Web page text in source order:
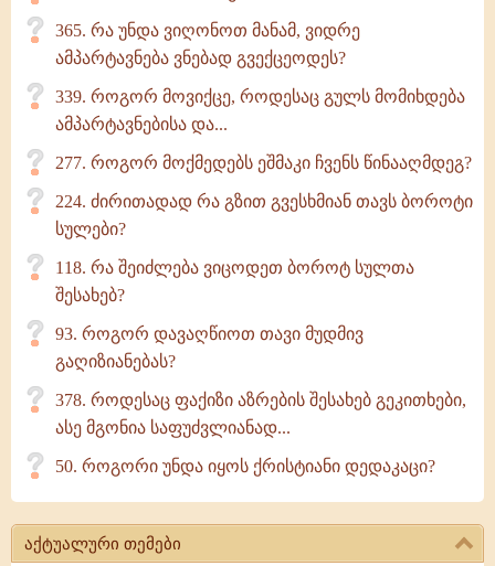
365. რა უნდა ვიღონოთ მანამ, ვიდრე
ამპარტავნება ვნებად გვექცეოდეს?
339. როგორ მოვიქცე, როდესაც გულს მომიხდება
ამპარტავნებისა და...
277. როგორ მოქმედებს ეშმაკი ჩვენს წინააღმდეგ?
224. ძირითადად რა გზით გვესხმიან თავს ბოროტი
სულები?
118. რა შეიძლება ვიცოდეთ ბოროტ სულთა
შესახებ?
93. როგორ დავაღწიოთ თავი მუდმივ
გაღიზიანებას?
378. როდესაც ფაქიზი აზრების შესახებ გეკითხები,
ასე მგონია საფუძვლიანად...
50. როგორი უნდა იყოს ქრისტიანი დედაკაცი?
აქტუალური თემები